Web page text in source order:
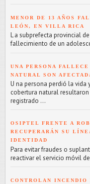
MENOR DE 13 AÑOS
LEÓN, EN VILLA RICA
L a subprefecta provincial
fallecimiento de un
UNA PERSONA
NATURAL SON
U na persona perdió la vida
cobertura natural
registrado ...
OSIPTEL FRENTE A
RECUPERARÁN SU
IDENTIDAD
Para evitar fraudes o
reactivar el servicio móvil
CONTROLAN INCENDIO